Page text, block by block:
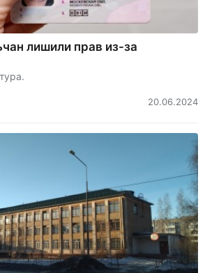
лишили прав из-за
20.06.2024